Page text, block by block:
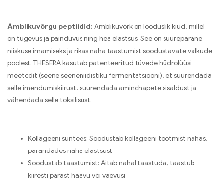
Ämblikuvõrgu peptiidid: Ämblikuvõrk on looduslik kiud, millel
on tugevus ja painduvus ning hea elastsus. See on suurepärane
niiskuse imamiseks ja rikas naha taastumist soodustavate valkude
poolest. THESERA kasutab patenteeritud tüvede hüdrolüüsi
meetodit (seene seeneniidistiku fermentatsiooni), et suurendada
selle imendumiskiirust, suurendada aminohapete sisaldust ja
vähendada selle toksilisust.
Kollageeni süntees: Soodustab kollageeni tootmist nahas,
parandades naha elastsust
Soodustab taastumist: Aitab nahal taastuda, taastub
kiiresti pärast haavu või vaevusi